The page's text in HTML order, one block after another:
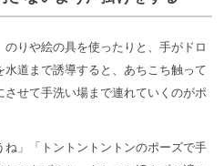
りや絵の具を使ったりと、手がドロ
水道まで誘導すると、あちこち触って
せて手洗い場まで連れていくのがポ
ね」「トントントントンのポーズで手